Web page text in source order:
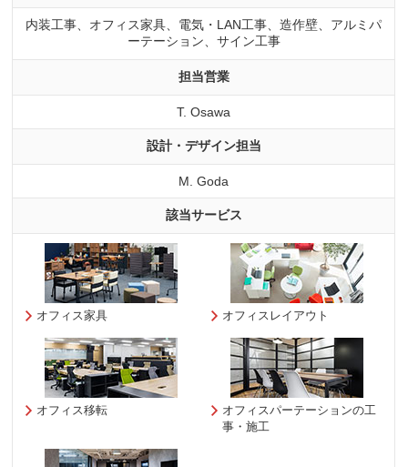
内装工事、オフィス家具、電気・LAN工事、造作壁、アルミパ
ーテーション、サイン工事
担当営業
T. Osawa
設計・デザイン担当
M. Goda
該当サービス
オフィス家具 オフィスレイアウト
オフィス移転
オフィスパーテーションの工
事・施工